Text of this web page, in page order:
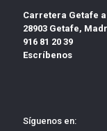
Carretera Getafe
28903 Getafe,
916 81 20 39
Escríbenos
Síguenos en: